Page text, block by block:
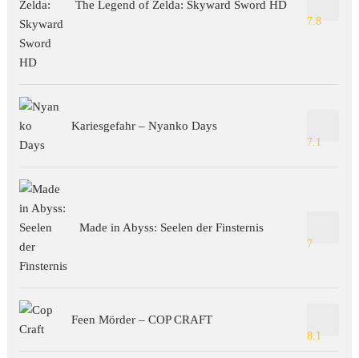
The Legend of Zelda: Skyward Sword HD
7.8
Kariesgefahr – Nyanko Days
7.1
Made in Abyss: Seelen der Finsternis
7
Feen Mörder – COP CRAFT
8.1